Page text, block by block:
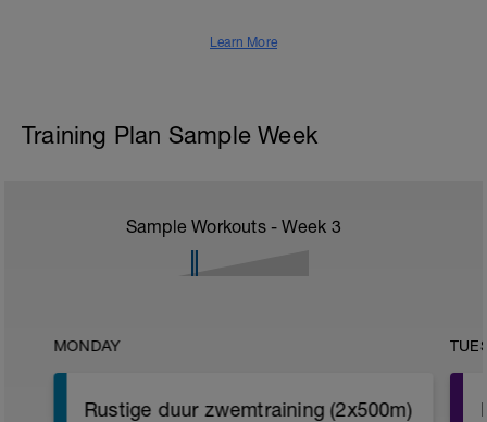
Learn More
Training Plan Sample Week
Sample Workouts - Week 3
MONDAY
Rustige duur zwemtraining (2x500m)